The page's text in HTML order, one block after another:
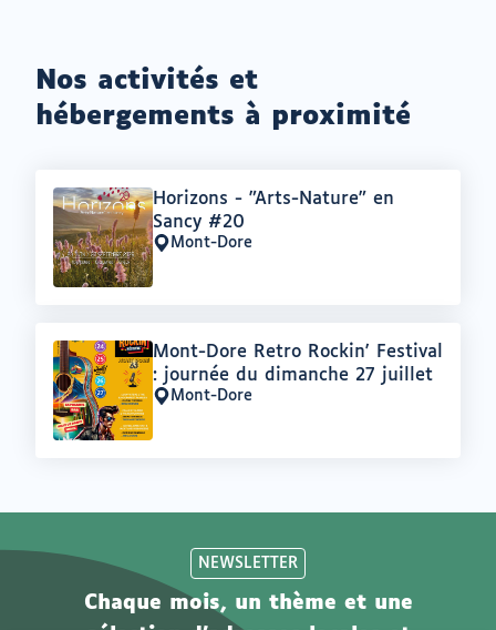
Nos activités et
hébergements à proximité
Offre
:
Horizons - "Arts-Nature" en
Sancy #20
Lieu
:
Mont-Dore
Offre
:
Mont-Dore Retro Rockin' Festival
: journée du dimanche 27 juillet
LieuMont-Dore
NEWSLETTER
Chaque mois, un thème et une